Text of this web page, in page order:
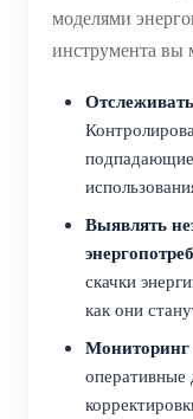
Обзор
PV-
моделями
инструмента вы
Выявлять
скачки
как они
Мониторинг
оперативные